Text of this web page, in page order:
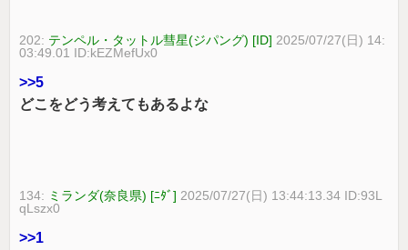
202: テンペル・タットル彗星(ジパング) [ID] 2025/07/27(日) 14:
03:49.01 ID:kEZMefUx0
>>5
どこをどう考えてもあるよな
134: ミランダ(奈良県) [ﾆﾀﾞ] 2025/07/27(日) 13:44:13.34 ID:93L
qLszx0
>>1